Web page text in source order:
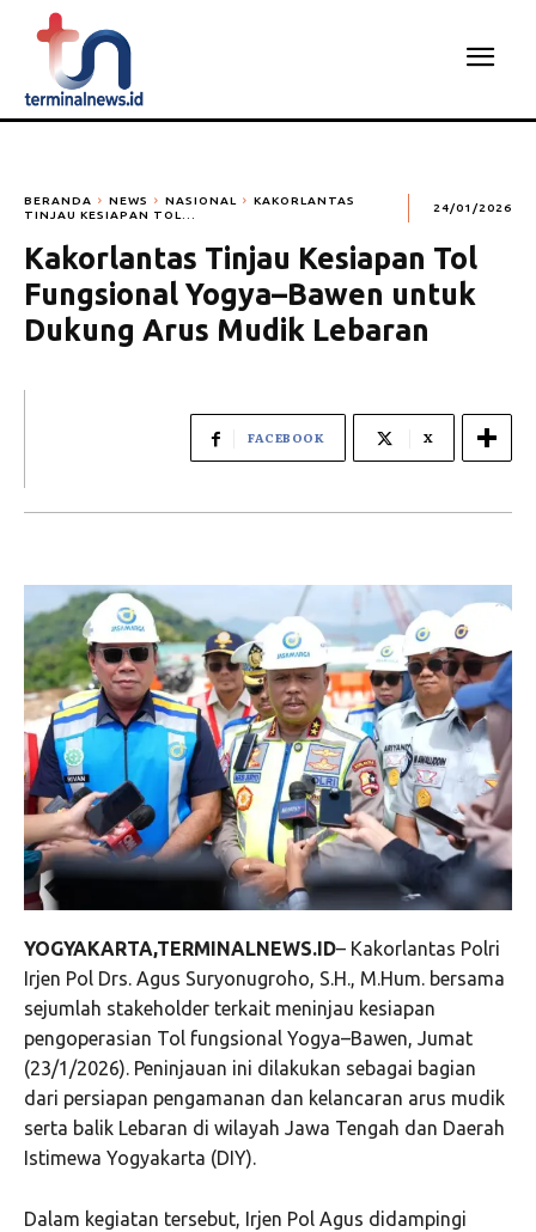
BERANDA NEWS NASIONAL
KAKORLANTAS
TINJAU KESIAPAN TOL...
24/01/2026
Kakorlantas Tinjau Kesiapan Tol
Fungsional Yogya–Bawen untuk
Dukung Arus Mudik Lebaran
FACEBOOK X
YOGYAKARTA,TERMINALNEWS.ID– Kakorlantas Polri
Irjen Pol Drs. Agus Suryonugroho, S.H., M.Hum. bersama
sejumlah stakeholder terkait meninjau kesiapan
pengoperasian Tol fungsional Yogya–Bawen, Jumat
(23/1/2026). Peninjauan ini dilakukan sebagai bagian
dari persiapan pengamanan dan kelancaran arus mudik
serta balik Lebaran di wilayah Jawa Tengah dan Daerah
Istimewa Yogyakarta (DIY).
Dalam kegiatan tersebut, Irjen Pol Agus didampingi